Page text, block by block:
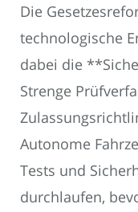
Die
technologische
dabei die
Strenge
Autonome
Tests und
durchlaufen,